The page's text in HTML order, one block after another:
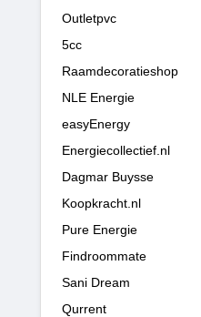
Outletpvc
5cc
Raamdecoratieshop
NLE Energie
easyEnergy
Energiecollectief.nl
Dagmar Buysse
Koopkracht.nl
Pure Energie
Findroommate
Sani Dream
Qurrent